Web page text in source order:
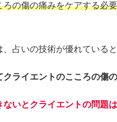
の傷の痛みをケアする必
占いの技術が優れている
クライエントのこころの傷
ないとクライエントの問題